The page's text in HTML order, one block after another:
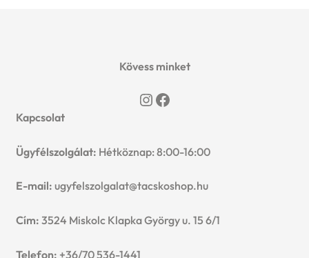
Kövess minket
Instagram
Facebook
Kapcsolat
Ügyfélszolgálat: Hétköznap: 8:00-16:00
E-mail: ugyfelszolgalat@tacskoshop.hu
Cím: 3524 Miskolc Klapka György u. 15 6/1
Telefon: +36/70 536-1441